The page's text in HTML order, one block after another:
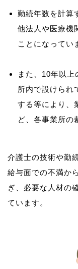
勤続年数を計算
他法人や医療機
ことになってい
また、10年以
所内で設けられ
する等により、
ど、各事業所の
介護士の技術や勤
給与面での不満か
ぎ、必要な人材の
ています。